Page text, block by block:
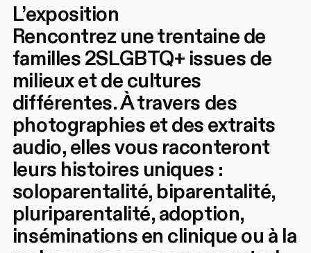
L’exposition
Rencontrez une trentaine de
familles 2SLGBTQ+ issues de
milieux et de cultures
différentes. À travers des
photographies et des extraits
audio, elles vous raconteront
leurs histoires uniques :
soloparentalité, biparentalité,
pluriparentalité, adoption,
inséminations en clinique ou à la